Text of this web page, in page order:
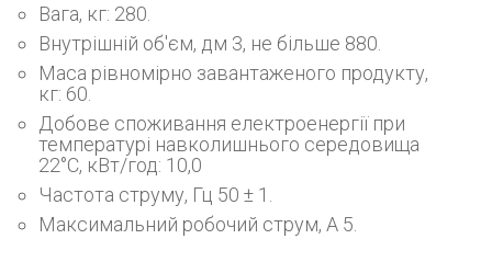
Вага, кг: 280.
Внутрішній об'єм, дм 3, не більше 880.
Маса рівномірно завантаженого продукту,
кг: 60.
Добове споживання електроенергії при
температурі навколишнього середовища
22°С, кВт/год: 10,0
Частота струму, Гц 50 ± 1.
Максимальний робочий струм, А 5.